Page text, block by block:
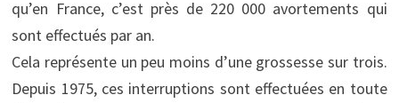
qu’en France, c’est près de 220 000 avortements qui
sont effectués par an.
Cela représente un peu moins d’une grossesse sur trois.
Depuis 1975, ces interruptions sont effectuées en toute